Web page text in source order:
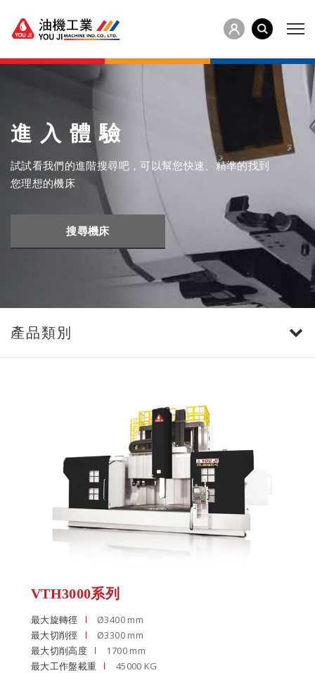
進入體驗
試試看我們的進階搜尋吧，可以幫您快速、精準的找到
您理想的機床
搜尋機床
產品類別
VTH3000系列
最大旋轉徑
Ø3400 mm
最大切削徑
Ø3300 mm
最大切削高度
1700 mm
最大工作盤載重
45000 KG